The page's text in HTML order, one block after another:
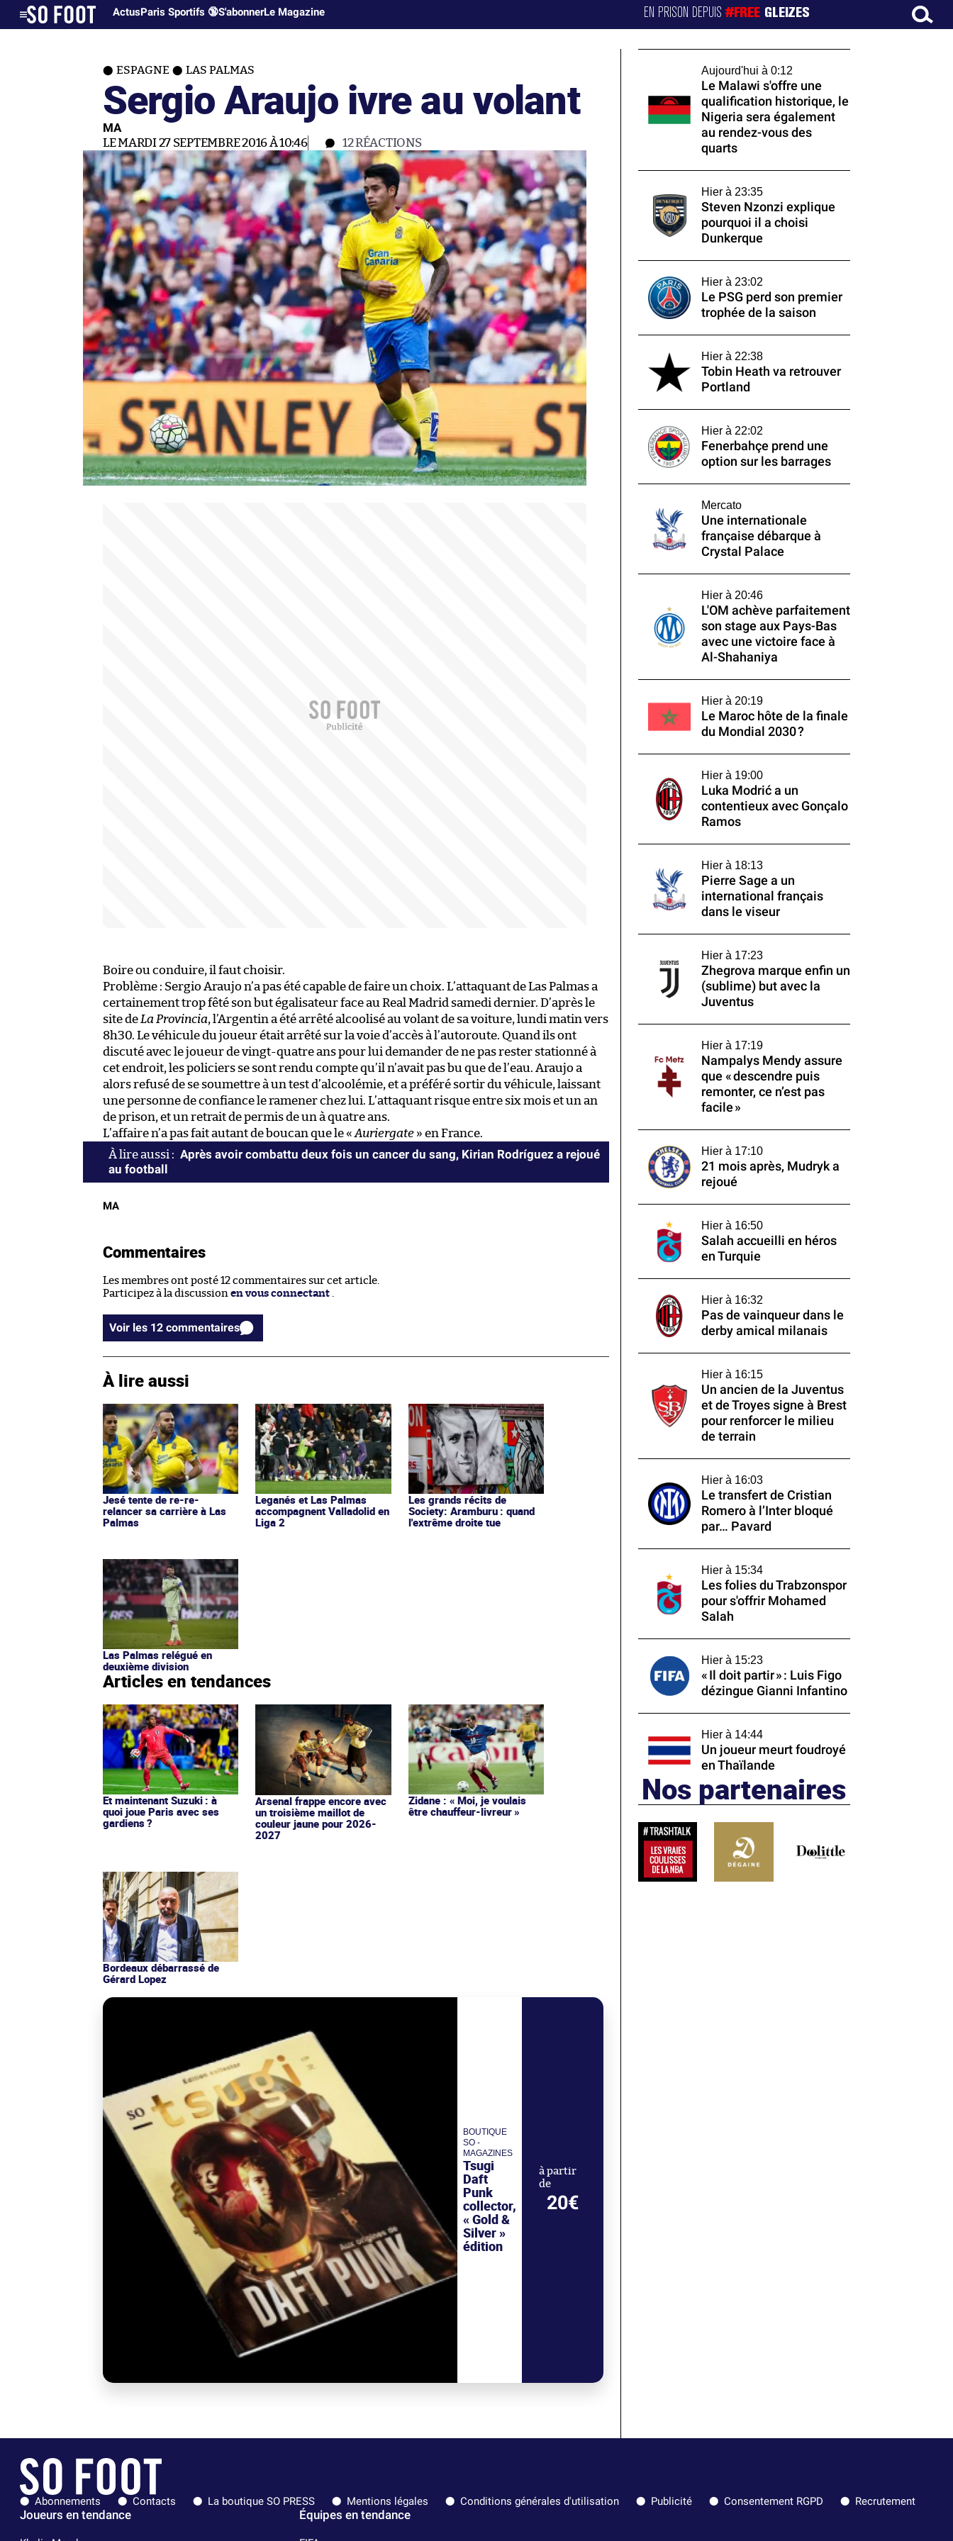
ActusParis Sportifs 🔞S'abonnerLe Magazine EN PRISON DEPUIS#FREE GLEIZES
ESPAGNE LAS PALMAS
Sergio Araujo ivre au volant
MA
LE MARDI 27 SEPTEMBRE 2016 À 10:46 12RÉACTIONS
Boire ou conduire, il faut choisir.
Problème : Sergio Araujo n’a pas été capable de faire un choix. L’attaquant de Las Palmas a
certainement trop fêté son but égalisateur face au Real Madrid samedi dernier. D’après le
site de La Provincia, l’Argentin a été arrêté alcoolisé au volant de sa voiture, lundi matin vers
8h30. Le véhicule du joueur était arrêté sur la voie d’accès à l’autoroute. Quand ils ont
discuté avec le joueur de vingt-quatre ans pour lui demander de ne pas rester stationné à
cet endroit, les policiers se sont rendu compte qu’il n’avait pas bu que de l’eau. Araujo a
alors refusé de se soumettre à un test d’alcoolémie, et a préféré sortir du véhicule, laissant
une personne de confiance le ramener chez lui. L’attaquant risque entre six mois et un an
de prison, et un retrait de permis de un à quatre ans.
L’affaire n’a pas fait autant de boucan que le « Auriergate » en France.
Après avoir combattu deux fois un cancer du sang, Kirian Rodríguez a rejoué
au football
MA
Commentaires
Les membres ont posté 12 commentaires sur cet article.
Participez à la discussion en vous connectant .
Voir les 12 commentaires
À lire aussi
Jesé tente de re-re-
relancer sa carrière à Las
Palmas
Leganés et Las Palmas
accompagnent Valladolid en
Liga 2
Les grands récits de
Society: Aramburu : quand
l'extrême droite tue
Las Palmas relégué en
deuxième division
Articles en tendances
Et maintenant Suzuki : à
quoi joue Paris avec ses
gardiens ?
Arsenal frappe encore avec
un troisième maillot de
couleur jaune pour 2026-
2027
Zidane : « Moi, je voulais
être chauffeur-livreur »
Bordeaux débarrassé de
Gérard Lopez
BOUTIQUE
SO -
MAGAZINES
Tsugi
Daft
Punk
collector,
« Gold &
Silver »
édition
à partir
de
20€
Aujourd'hui à 0:12
Le Malawi s'offre une
qualification historique, le
Nigeria sera également
au rendez-vous des
quarts
Hier à 23:35
Steven Nzonzi explique
pourquoi il a choisi
Dunkerque
Hier à 23:02
Le PSG perd son premier
trophée de la saison
Hier à 22:38
Tobin Heath va retrouver
Portland
Hier à 22:02
Fenerbahçe prend une
option sur les barrages
Mercato
Une internationale
française débarque à
Crystal Palace
Hier à 20:46
L'OM achève parfaitement
son stage aux Pays-Bas
avec une victoire face à
Al-Shahaniya
Hier à 20:19
Le Maroc hôte de la finale
du Mondial 2030 ?
Hier à 19:00
Luka Modrić a un
contentieux avec Gonçalo
Ramos
Hier à 18:13
Pierre Sage a un
international français
dans le viseur
Hier à 17:23
Zhegrova marque enfin un
(sublime) but avec la
Juventus
Hier à 17:19
Nampalys Mendy assure
que « descendre puis
remonter, ce n’est pas
facile »
Hier à 17:10
21 mois après, Mudryk a
rejoué
Hier à 16:50
Salah accueilli en héros
en Turquie
Hier à 16:32
Pas de vainqueur dans le
derby amical milanais
Hier à 16:15
Un ancien de la Juventus
et de Troyes signe à Brest
pour renforcer le milieu
de terrain
Hier à 16:03
Le transfert de Cristian
Romero à l’Inter bloqué
par… Pavard
Hier à 15:34
Les folies du Trabzonspor
pour s'offrir Mohamed
Salah
Hier à 15:23
« Il doit partir » : Luis Figo
dézingue Gianni Infantino
Hier à 14:44
Un joueur meurt foudroyé
en Thaïlande
Nos partenaires
Abonnements Contacts La boutique SO PRESS Mentions légales Conditions générales d'utilisation Publicité Consentement RGPD Recrutement
Joueurs en tendance Équipes en tendance